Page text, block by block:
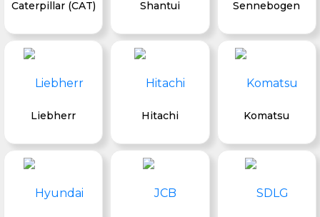
Caterpillar (CAT) Shantui Sennebogen
Liebherr Hitachi Komatsu